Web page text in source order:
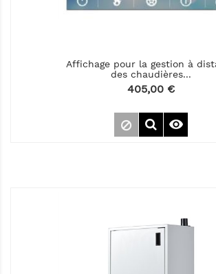
Affichage pour la gestion à
des chaudières...
Prix
405,00 €
